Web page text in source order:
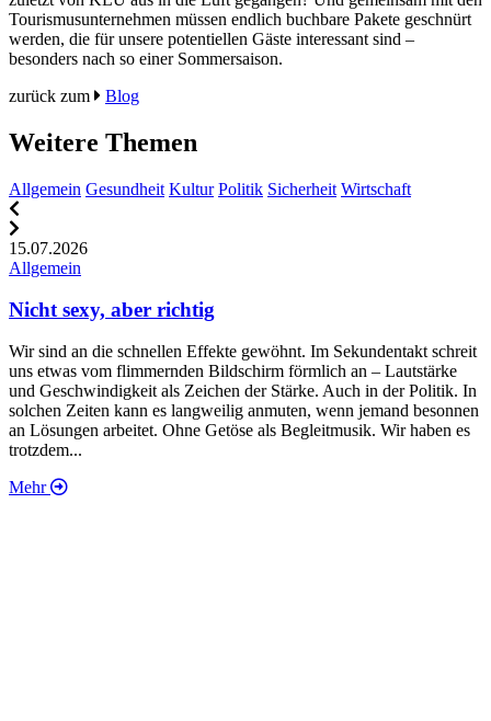
Tourismusunternehmen müssen endlich buchbare Pakete geschnürt
werden, die für unsere potentiellen Gäste interessant sind –
besonders nach so einer Sommersaison.
zurück zum
Blog
Weitere Themen
Allgemein Gesundheit Kultur Politik Sicherheit Wirtschaft
15.07.2026
Allgemein
Nicht sexy, aber richtig
Wir sind an die schnellen Effekte gewöhnt. Im Sekundentakt schreit
uns etwas vom flimmernden Bildschirm förmlich an – Lautstärke
und Geschwindigkeit als Zeichen der Stärke. Auch in der Politik. In
solchen Zeiten kann es langweilig anmuten, wenn jemand besonnen
an Lösungen arbeitet. Ohne Getöse als Begleitmusik. Wir haben es
trotzdem...
Mehr